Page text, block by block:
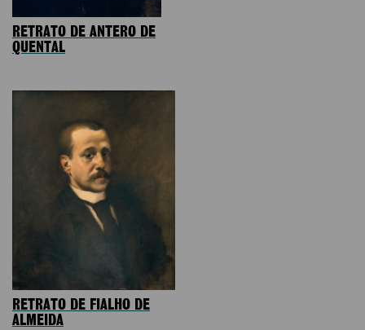
RETRATO DE ANTERO DE
QUENTAL
RETRATO DE FIALHO DE
ALMEIDA